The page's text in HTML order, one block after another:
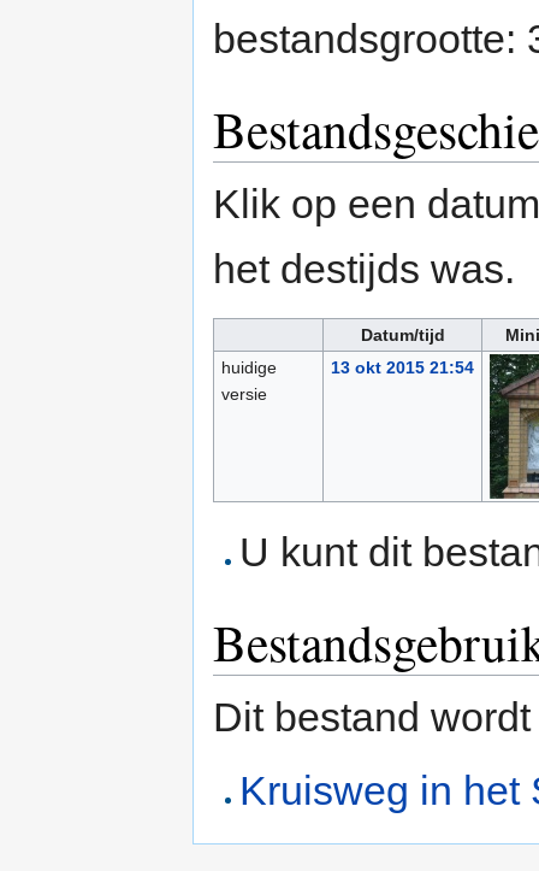
bestandsgrootte:
Klik op een
het destijds was.
Datum/tijd
huidige
versie
13 okt 2015 21:54
U kunt dit
Dit bestand
Kruisweg in het